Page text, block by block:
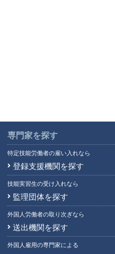
専門家を探す
特定技能労働者の雇い入れなら
登録支援機関を探す
技能実習生の受け入れなら
監理団体を探す
外国人労働者の取り次ぎなら
送出機関を探す
外国人雇用の専門家による